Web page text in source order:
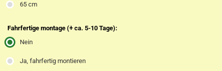
65 cm
Fahrfertige montage (+ ca. 5-10 Tage):
Nein
Ja, fahrfertig montieren